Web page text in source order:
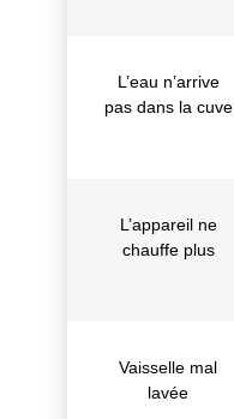
L’eau n’arrive
pas dans la cuve
L’appareil ne
chauffe plus
Vaisselle mal
lavée